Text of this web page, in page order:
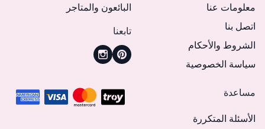
معلومات عنا
اتصل بنا
الشروط والأحكام
سياسة الخصوصية
البائعون والمتاجر
تابعنا
مساعدة
الأسئلة المتكررة